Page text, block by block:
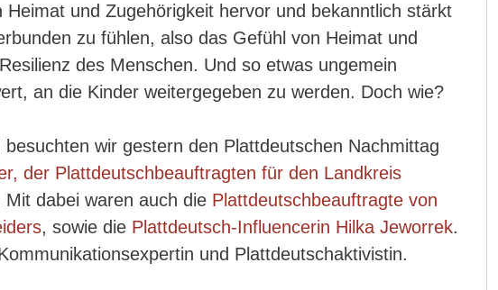
Heimat und Zugehörigkeit hervor und bekanntlich stärkt
zu fühlen, also das Gefühl von Heimat und
des Menschen. Und so etwas ungemein
an die Kinder weitergegeben zu werden. Doch wie?
wir gestern den Plattdeutschen Nachmittag
der Plattdeutschbeauftragten für den Landkreis
Mit dabei waren auch die Plattdeutschbeauftragte von
, sowie die Plattdeutsch-Influencerin Hilka Jeworrek.
und Plattdeutschaktivistin.